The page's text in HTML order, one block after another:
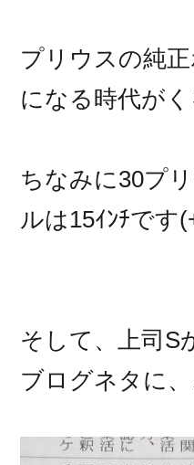
プリウスの純
になる時代がく
ちなみに30プ
ルは15ｲﾝﾁです
そして、上司S
ブログネタに、